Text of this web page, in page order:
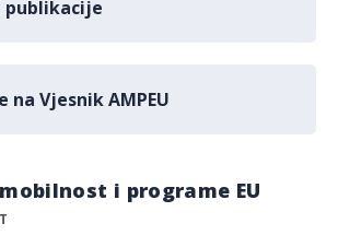
publikacije
na Vjesnik AMPEU
i programe EU